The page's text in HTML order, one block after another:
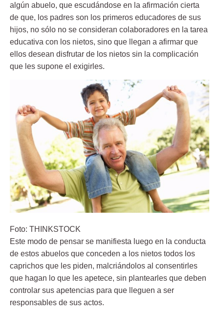
algún abuelo, que escudándose en la afirmación cierta
de que, los padres son los primeros educadores de sus
hijos, no sólo no se consideran colaboradores en la tarea
educativa con los nietos, sino que llegan a afirmar que
ellos desean disfrutar de los nietos sin la complicación
que les supone el exigirles.
Foto: THINKSTOCK
Este modo de pensar se manifiesta luego en la conducta
de estos abuelos que conceden a los nietos todos los
caprichos que les piden, malcriándolos al consentirles
que hagan lo que les apetece, sin plantearles que deben
controlar sus apetencias para que lleguen a ser
responsables de sus actos.